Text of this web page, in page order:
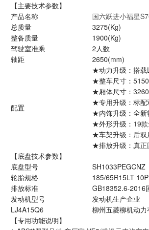
【主要技术参数】
产品名称
国六跃进小福星
总质量
3275(Kg)
整备质量
1900(Kg)
驾驶室准乘
2人数
轴距
2650(mm)
配置
★动力升级：搭载
★整车尺寸：
★厢体尺寸：
★专用升级：标配
★内饰升级：全新
★外形升级：19款
★车架升级：后双
★排放升级：真正
【底盘技术参数】
底盘型号
SH1033PEGCNZ
轮胎规格
185/65R15LT
排放标准
GB18352.6-2016
发动机型号
发动机生产企业
LJ4A15Q6
柳州五菱柳机动力
【专用功能说明】